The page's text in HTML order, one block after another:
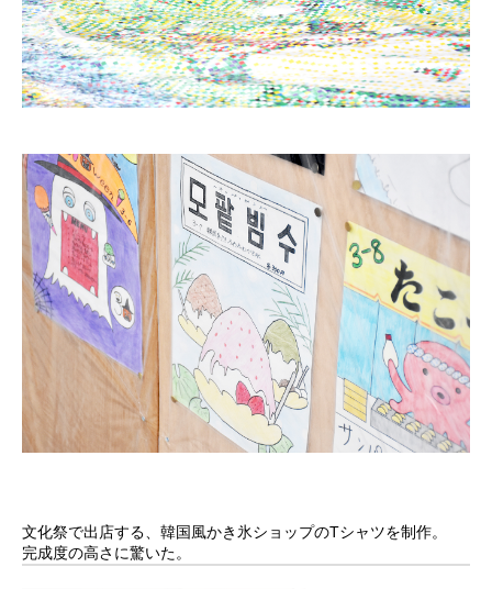
文化祭で出店する、韓国風かき氷ショップのTシャツを制作。
完成度の高さに驚いた。